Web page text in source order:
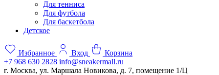
Для тенниса
Для футбола
Для баскетбола
Детское
Избранное Вход
Корзина
+7 968 630 2828 info@sneakermall.ru
г. Москва, ул. Маршала Новикова, д. 7, помещение 1/Ц